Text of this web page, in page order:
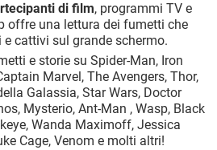
di film, programmi TV e
offre una lettura dei fumetti che
cattivi sul grande schermo.
e storie su Spider-Man, Iron
Marvel, The Avengers, Thor,
Galassia, Star Wars, Doctor
Mysterio, Ant-Man , Wasp, Black
Wanda Maximoff, Jessica
Cage, Venom e molti altri!